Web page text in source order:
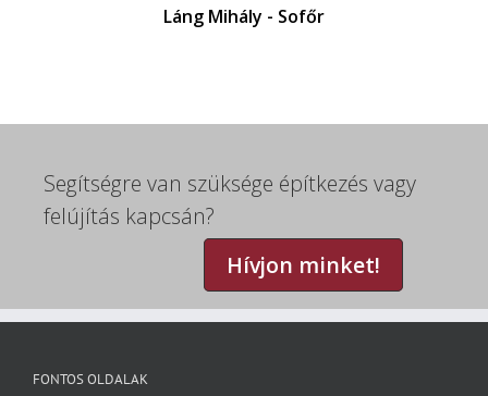
Láng Mihály - Sofőr
Segítségre van szüksége építkezés vagy
felújítás kapcsán?
Hívjon minket!
FONTOS OLDALAK